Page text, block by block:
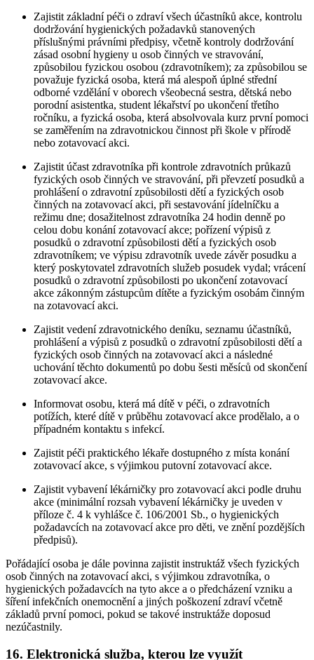
Zajistit základní péči o zdraví všech účastníků akce, kontrolu
dodržování hygienických požadavků stanovených
příslušnými právními předpisy, včetně kontroly dodržování
zásad osobní hygieny u osob činných ve stravování,
způsobilou fyzickou osobou (zdravotníkem); za způsobilou se
považuje fyzická osoba, která má alespoň úplné střední
odborné vzdělání v oborech všeobecná sestra, dětská nebo
porodní asistentka, student lékařství po ukončení třetího
ročníku, a fyzická osoba, která absolvovala kurz první pomoci
se zaměřením na zdravotnickou činnost při škole v přírodě
nebo zotavovací akci.
Zajistit účast zdravotníka při kontrole zdravotních průkazů
fyzických osob činných ve stravování, při převzetí posudků a
prohlášení o zdravotní způsobilosti dětí a fyzických osob
činných na zotavovací akci, při sestavování jídelníčku a
režimu dne; dosažitelnost zdravotníka 24 hodin denně po
celou dobu konání zotavovací akce; pořízení výpisů z
posudků o zdravotní způsobilosti dětí a fyzických osob
zdravotníkem; ve výpisu zdravotník uvede závěr posudku a
který poskytovatel zdravotních služeb posudek vydal; vrácení
posudků o zdravotní způsobilosti po ukončení zotavovací
akce zákonným zástupcům dítěte a fyzickým osobám činným
na zotavovací akci.
Zajistit vedení zdravotnického deníku, seznamu účastníků,
prohlášení a výpisů z posudků o zdravotní způsobilosti dětí a
fyzických osob činných na zotavovací akci a následné
uchování těchto dokumentů po dobu šesti měsíců od skončení
zotavovací akce.
Informovat osobu, která má dítě v péči, o zdravotních
potížích, které dítě v průběhu zotavovací akce prodělalo, a o
případném kontaktu s infekcí.
Zajistit péči praktického lékaře dostupného z místa konání
zotavovací akce, s výjimkou putovní zotavovací akce.
Zajistit vybavení lékárničky pro zotavovací akci podle druhu
akce (minimální rozsah vybavení lékárničky je uveden v
příloze č. 4 k vyhlášce č. 106/2001 Sb., o hygienických
požadavcích na zotavovací akce pro děti, ve znění pozdějších
předpisů).
Pořádající osoba je dále povinna zajistit instruktáž všech fyzických
osob činných na zotavovací akci, s výjimkou zdravotníka, o
hygienických požadavcích na tyto akce a o předcházení vzniku a
šíření infekčních onemocnění a jiných poškození zdraví včetně
základů první pomoci, pokud se takové instruktáže doposud
nezúčastnily.
16. Elektronická služba, kterou lze využít